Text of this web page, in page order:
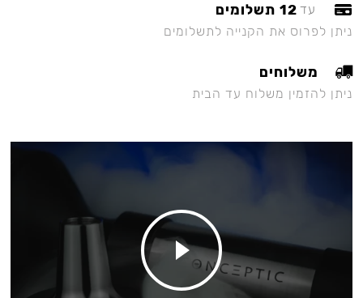
עד 12 תשלומים
ניתן לפרוס את הקנייה לתשלומים
משלוחים
ניתן להזמין משלוח עד הבית